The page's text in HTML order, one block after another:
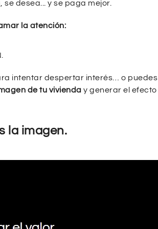
desea... y se paga mejor.
la atención:
intentar despertar interés… o puedes
de tu vivienda y generar el efecto
la imagen.